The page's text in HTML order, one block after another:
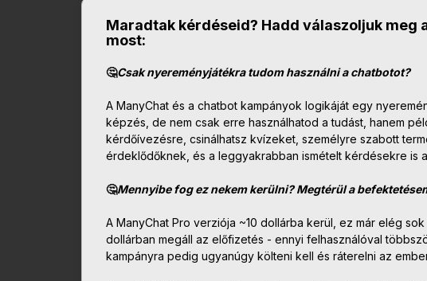
Maradtak kérdéseid? Hadd válaszoljuk meg
most:
🤔Csak nyereményjátékra tudom használni a chatbotot?
A ManyChat és a chatbot kampányok logikáját egy
képzés, de nem csak erre használhatod a tudást, hanem
kérdőívezésre, csinálhatsz kvízeket, személyre szabott
érdeklődőknek, és a leggyakrabban ismételt kérdésekre is
🤔Mennyibe fog ez nekem kerülni? Megtérül a
A ManyChat Pro verziója ~10 dollárba kerül, ez már elég
dollárban megáll az előfizetés - ennyi felhasználóval
kampányra pedig ugyanúgy költeni kell és ráterelni az